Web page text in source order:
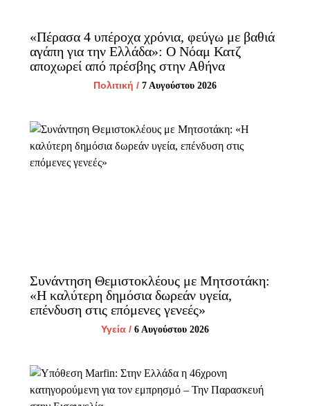
«Πέρασα 4 υπέροχα χρόνια, φεύγω με βαθιά
αγάπη για την Ελλάδα»: Ο Νόαμ Κατζ
αποχωρεί από πρέσβης στην Αθήνα
Πολιτική / 7 Αυγούστου 2026
Συνάντηση Θεμιστοκλέους με Μητσοτάκη:
«Η καλύτερη δημόσια δωρεάν υγεία,
επένδυση στις επόμενες γενεές»
Υγεία / 6 Αυγούστου 2026